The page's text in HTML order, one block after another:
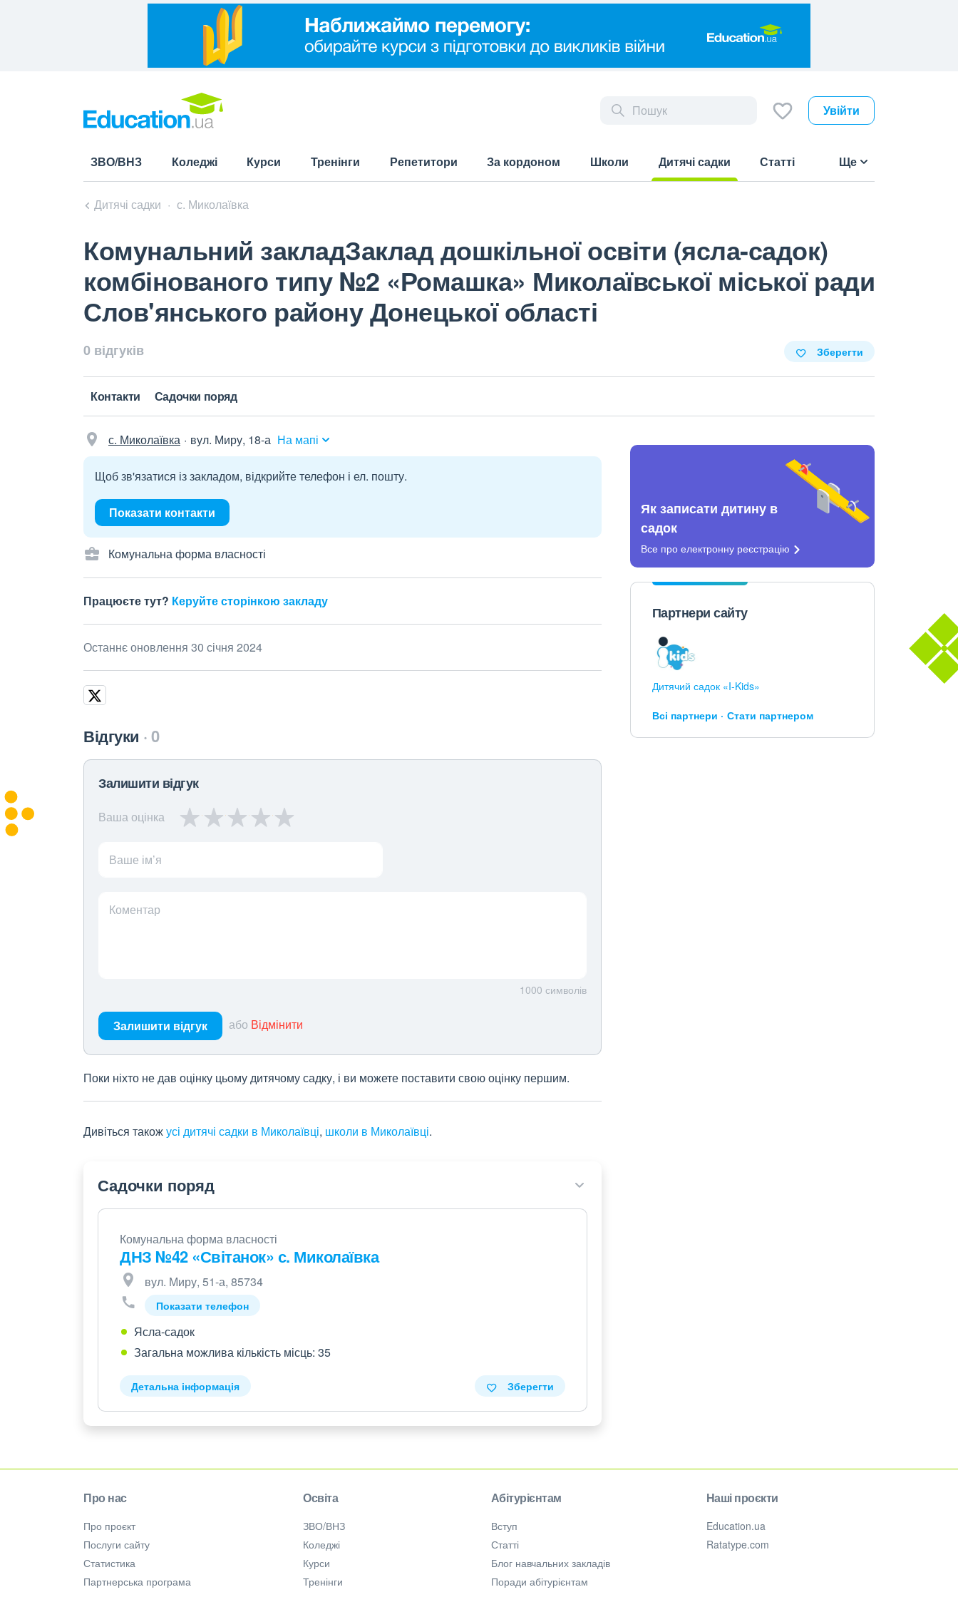
Увійти
ЗВО/ВНЗ Коледжі Курси Тренінги Репетитори За кордоном Школи
Дитячі садки
Статті Ще
Дитячі садки с. Миколаївка
Комунальний закладЗаклад дошкільної освіти (ясла-садок)
комбінованого типу №2 «Ромашка» Миколаївської міської ради
Слов'янського району Донецької області
0 відгуків Зберегти
Контакти Садочки поряд
с. Миколаївка вул. Миру, 18-а На мапі
Щоб зв'язатися із закладом, відкрийте телефон і ел. пошту.
Показати контакти
Комунальна форма власності
Працюєте тут? Керуйте сторінкою закладу
Останнє оновлення 30 січня 2024
Відгуки 0
Залишити відгук
Ваша оцінка
Ваше ім’я
Коментар
1000 символів
Залишити відгук або Відмінити
Поки ніхто не дав оцінку цьому дитячому садку, і ви можете поставити свою оцінку першим.
Дивіться такожусі дитячі садки в Миколаївці, школи в Миколаївці.
Садочки поряд
Комунальна форма власності
ДНЗ №42 «Світанок» с. Миколаївка
вул. Миру, 51-а, 85734
Показати телефон
Ясла-садок
Загальна можлива кількість місць: 35
Детальна інформація Зберегти
Як записати дитину в
садок
Все про електронну реєстрацію
Партнери сайту
Дитячий садок «I-Kids»
Всі партнери Стати партнером
Про нас
Про проєкт
Послуги сайту
Статистика
Партнерська програма
Освіта
ЗВО/ВНЗ
Коледжі
Курси
Тренінги
Абітурієнтам
Вступ
Статті
Блог навчальних закладів
Поради абітурієнтам
Наші проєкти
Education.ua
Ratatype.com